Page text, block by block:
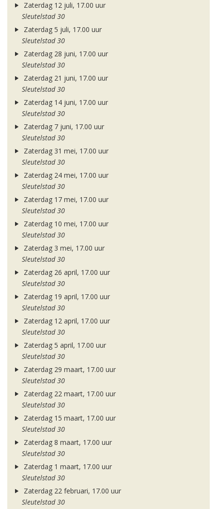
Zaterdag 12 juli, 17.00 uur
Sleutelstad 30
Zaterdag 5 juli, 17.00 uur
Sleutelstad 30
Zaterdag 28 juni, 17.00 uur
Sleutelstad 30
Zaterdag 21 juni, 17.00 uur
Sleutelstad 30
Zaterdag 14 juni, 17.00 uur
Sleutelstad 30
Zaterdag 7 juni, 17.00 uur
Sleutelstad 30
Zaterdag 31 mei, 17.00 uur
Sleutelstad 30
Zaterdag 24 mei, 17.00 uur
Sleutelstad 30
Zaterdag 17 mei, 17.00 uur
Sleutelstad 30
Zaterdag 10 mei, 17.00 uur
Sleutelstad 30
Zaterdag 3 mei, 17.00 uur
Sleutelstad 30
Zaterdag 26 april, 17.00 uur
Sleutelstad 30
Zaterdag 19 april, 17.00 uur
Sleutelstad 30
Zaterdag 12 april, 17.00 uur
Sleutelstad 30
Zaterdag 5 april, 17.00 uur
Sleutelstad 30
Zaterdag 29 maart, 17.00 uur
Sleutelstad 30
Zaterdag 22 maart, 17.00 uur
Sleutelstad 30
Zaterdag 15 maart, 17.00 uur
Sleutelstad 30
Zaterdag 8 maart, 17.00 uur
Sleutelstad 30
Zaterdag 1 maart, 17.00 uur
Sleutelstad 30
Zaterdag 22 februari, 17.00 uur
Sleutelstad 30